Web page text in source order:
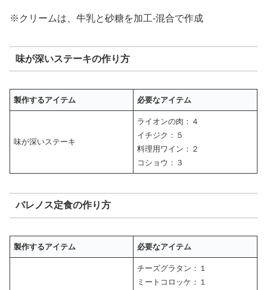
※クリームは、牛乳と砂糖を加工‐混合で作成
味が深いステーキの作り方
製作するアイテム 必要なアイテム
味が深いステーキ
ライオンの肉：４
イチジク：５
料理用ワイン：２
コショウ：３
バレノス定食の作り方
製作するアイテム 必要なアイテム
チーズグラタン：１
ミートコロッケ：１